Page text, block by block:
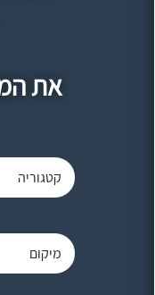
את
קטגוריה
מיקום